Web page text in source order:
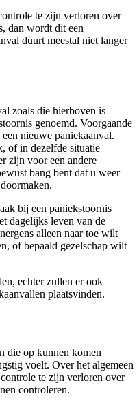
te zijn verloren over
dan wordt dit een
duurt meestal niet langer
zoals die hierboven is
genoemd. Voorgaande
nieuwe paniekaanval.
of in dezelfde situatie
zijn voor een andere
bang bent dat u weer
bij een paniekstoornis
dagelijks leven van de
alleen naar toe wilt
of bepaald gezelschap wilt
echter zullen er ook
plaatsvinden.
die op kunnen komen
voelt. Over het algemeen
te zijn verloren over
controleren.